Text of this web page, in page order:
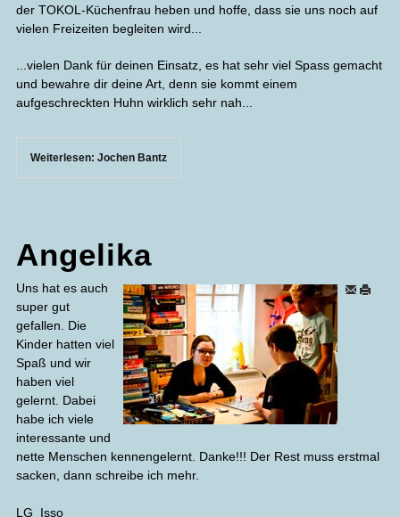
der TOKOL-Küchenfrau heben und hoffe, dass sie uns noch auf
vielen Freizeiten begleiten wird...
...vielen Dank für deinen Einsatz, es hat sehr viel Spass gemacht
und bewahre dir deine Art, denn sie kommt einem
aufgeschreckten Huhn wirklich sehr nah...
Weiterlesen: Jochen Bantz
Angelika
Uns hat es auch
super gut
gefallen. Die
Kinder hatten viel
Spaß und wir
haben viel
gelernt. Dabei
habe ich viele
interessante und
nette Menschen kennengelernt. Danke!!! Der Rest muss erstmal
sacken, dann schreibe ich mehr.
LG Isso